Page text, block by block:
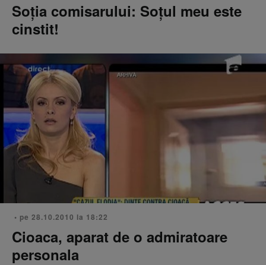
Soţia comisarului: Soţul meu este
cinstit!
• pe 28.10.2010 la 18:22
Cioaca, aparat de o admiratoare
personala